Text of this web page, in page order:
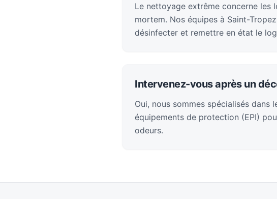
Le nettoyage extrême concerne les
mortem. Nos équipes à Saint-
désinfecter et remettre en état le
Intervenez-vous après un
Oui, nous sommes spécialisés
équipements de protection (EPI)
odeurs.